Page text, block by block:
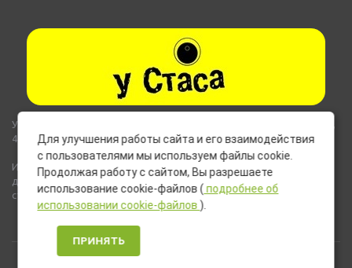
Указанные на сайте цены не являются публичной офертой (ст.435,
437 ГК РФ).
Используемые на сайте изображения товаров могут включать
дополнительное оборудование и компоненты, не входящие в
стандартную комплектацию товара.
Для улучшения работы сайта и его взаимодействия
с пользователями мы используем файлы cookie.
Продолжая работу с сайтом, Вы разрешаете
использование cookie-файлов ( подробнее об
использовании cookie-файлов ).
ПРИНЯТЬ